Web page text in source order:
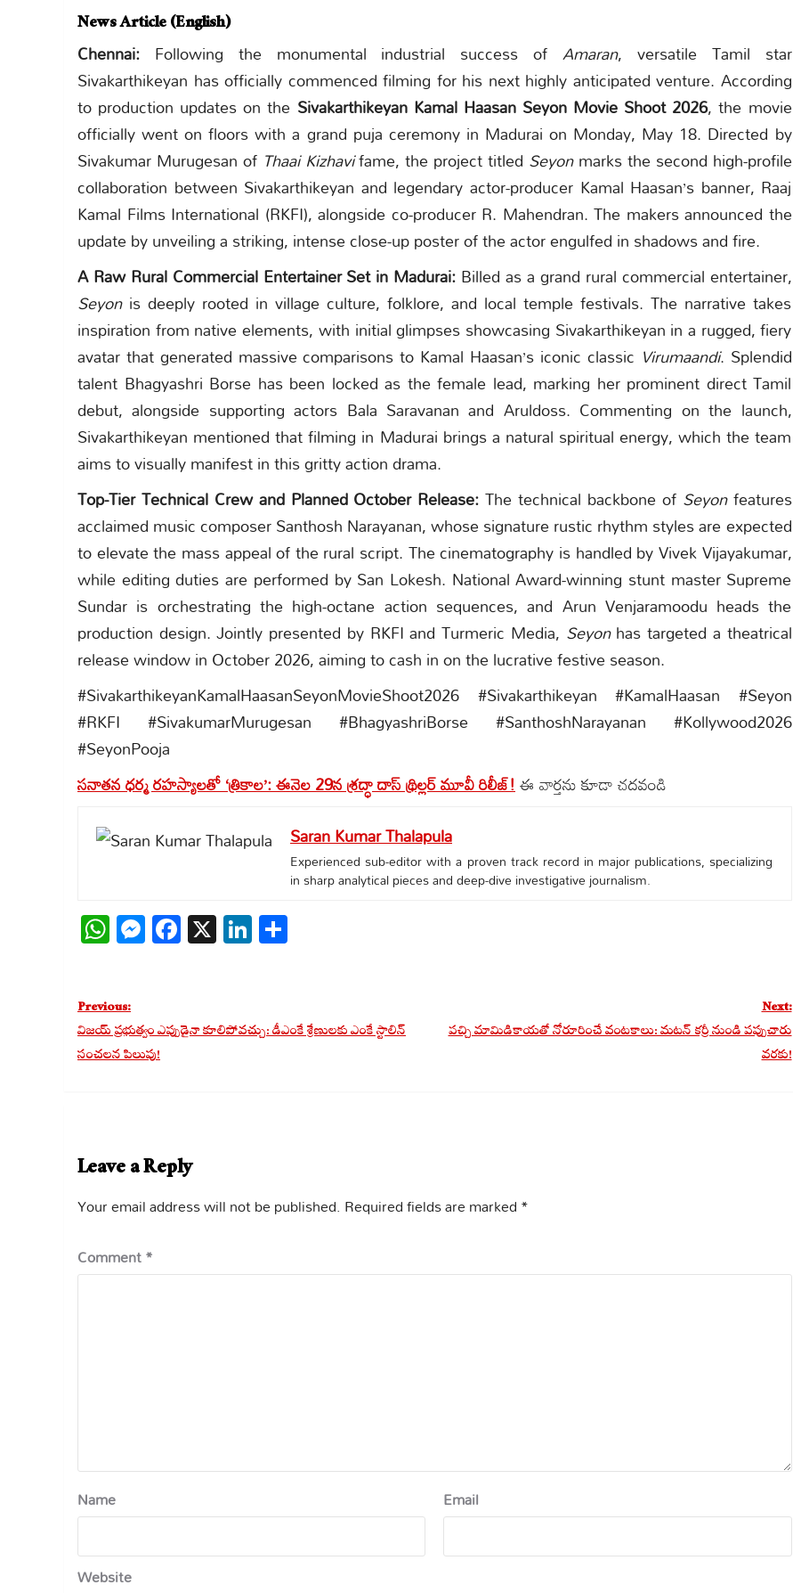
News Article (English)
Chennai: Following the monumental industrial success of Amaran, versatile Tamil star
Sivakarthikeyan has officially commenced filming for his next highly anticipated venture. According
to production updates on the Sivakarthikeyan Kamal Haasan Seyon Movie Shoot 2026, the movie
officially went on floors with a grand puja ceremony in Madurai on Monday, May 18. Directed by
Sivakumar Murugesan of Thaai Kizhavifame, the project titled Seyonmarks the second high-profile
collaboration between Sivakarthikeyan and legendary actor-producer Kamal Haasan’s banner, Raaj
Kamal Films International (RKFI), alongside co-producer R. Mahendran. The makers announced the
update by unveiling a striking, intense close-up poster of the actor engulfed in shadows and fire.
A Raw Rural Commercial Entertainer Set in Madurai:Billed as a grand rural commercial entertainer,
Seyonis deeply rooted in village culture, folklore, and local temple festivals. The narrative takes
inspiration from native elements, with initial glimpses showcasing Sivakarthikeyan in a rugged, fiery
avatar that generated massive comparisons to Kamal Haasan’s iconic classic Virumaandi. Splendid
talent Bhagyashri Borse has been locked as the female lead, marking her prominent direct Tamil
debut, alongside supporting actors Bala Saravanan and Aruldoss. Commenting on the launch,
Sivakarthikeyan mentioned that filming in Madurai brings a natural spiritual energy, which the team
aims to visually manifest in this gritty action drama.
Top-Tier Technical Crew and Planned October Release:The technical backbone of Seyonfeatures
acclaimed music composer Santhosh Narayanan, whose signature rustic rhythm styles are expected
to elevate the mass appeal of the rural script. The cinematography is handled by Vivek Vijayakumar,
while editing duties are performed by San Lokesh. National Award-winning stunt master Supreme
Sundar is orchestrating the high-octane action sequences, and Arun Venjaramoodu heads the
production design. Jointly presented by RKFI and Turmeric Media, Seyonhas targeted a theatrical
release window in October 2026, aiming to cash in on the lucrative festive season.
#SivakarthikeyanKamalHaasanSeyonMovieShoot2026 #Sivakarthikeyan #KamalHaasan #Seyon
#RKFI #SivakumarMurugesan #BhagyashriBorse #SanthoshNarayanan #Kollywood2026
#SeyonPooja
సనాతన ధర్మ రహస్యాలతో ‘త్రికాల’: ఈనెల 29న శ్రద్ధా దాస్ థ్రిల్లర్ మూవీ రిలీజ్!ఈ వార్తను కూడా చదవండి
Saran Kumar Thalapula
Experienced sub-editor with a proven track record in major publications, specializing
in sharp analytical pieces and deep-dive investigative journalism.
WhatsApp
Messenger
Facebook
X LinkedIn
Post
navigation
Previous:
విజయ్ ప్రభుత్వం ఎప్పుడైనా కూలిపోవచ్చు: డీఎంకే శ్రేణులకు ఎంకే స్టాలిన్
సంచలన పిలుపు!
Next:
పచ్చి మామిడికాయతో నోరూరించే వంటకాలు: మటన్ కర్రీ నుండి పప్పుచారు
వరకు!
Leave a Reply
Your email address will not be published. Required fields are marked*
Comment*
Name Email
Website